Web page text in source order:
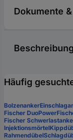
Dokumente
Beschreibung
Häufig
Bolzenanker
Fischer DuoPower
Fischer
Injektionsmörtel
Rahmendübel